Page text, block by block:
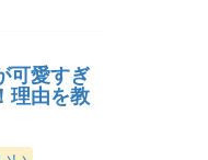
可愛すぎ
理由を教